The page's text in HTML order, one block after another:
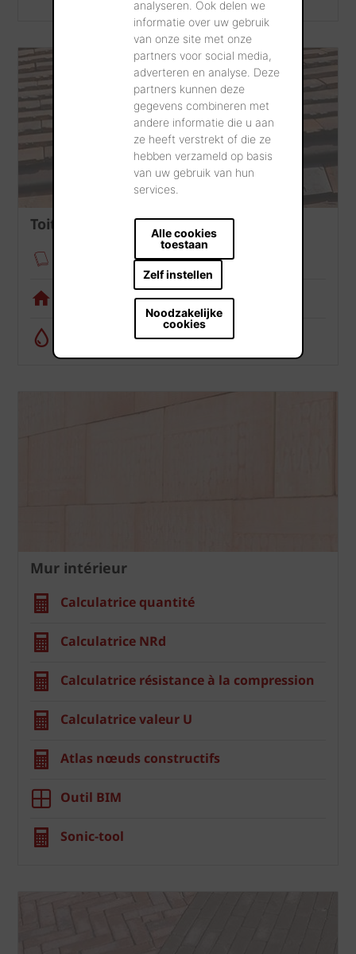
analyseren. Ook delen we
informatie over uw gebruik
van onze site met onze
partners voor social media,
adverteren en analyse. Deze
partners kunnen deze
gegevens combineren met
andere informatie die u aan
ze heeft verstrekt of die ze
hebben verzameld op basis
van uw gebruik van hun
services.
Alle cookies
toestaan
Zelf instellen
Noodzakelijke
cookies
Toiture
Fixation des tuiles
Appli de visualisation
Calculatrice de récupération d’eau
Mur intérieur
Calculatrice quantité
Calculatrice NRd
Calculatrice résistance à la compression
Calculatrice valeur U
Atlas nœuds constructifs
Outil BIM
Sonic-tool